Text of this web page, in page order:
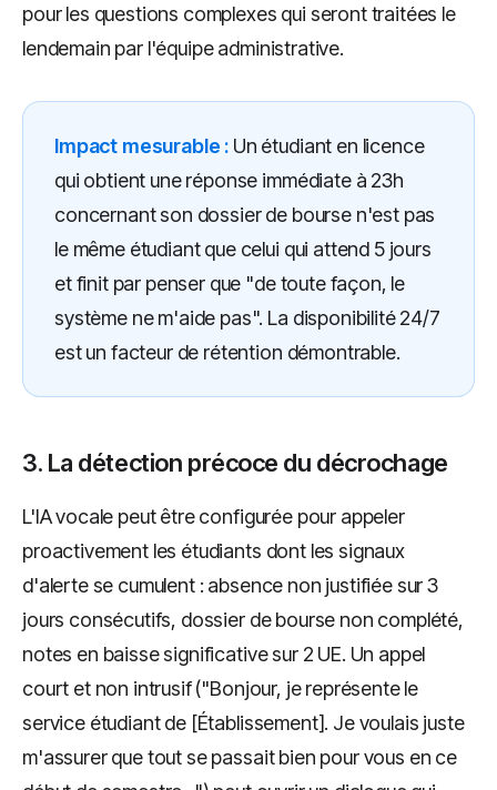
pour les questions complexes qui seront traitées le
lendemain par l'équipe administrative.
Impact mesurable : Un étudiant en licence
qui obtient une réponse immédiate à 23h
concernant son dossier de bourse n'est pas
le même étudiant que celui qui attend 5 jours
et finit par penser que "de toute façon, le
système ne m'aide pas". La disponibilité 24/7
est un facteur de rétention démontrable.
3. La détection précoce du décrochage
L'IA vocale peut être configurée pour appeler
proactivement les étudiants dont les signaux
d'alerte se cumulent : absence non justifiée sur 3
jours consécutifs, dossier de bourse non complété,
notes en baisse significative sur 2 UE. Un appel
court et non intrusif ("Bonjour, je représente le
service étudiant de [Établissement]. Je voulais juste
m'assurer que tout se passait bien pour vous en ce